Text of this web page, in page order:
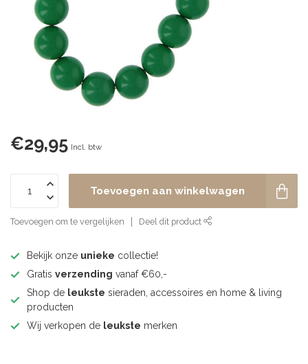
€29,95 Incl. btw
Toevoegen aan winkelwagen
Toevoegen om te vergelijken Deel dit product
Bekijk onze unieke collectie!
Gratis verzending vanaf €60,-
Shop de leukste sieraden, accessoires en home & living
producten
Wij verkopen de leukste merken